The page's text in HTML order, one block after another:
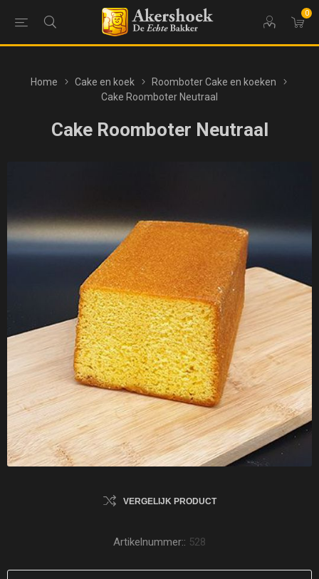
0
Home Cake en koek
Roomboter Cake en koeken
Cake Roomboter Neutraal
Cake Roomboter Neutraal
VERGELIJK PRODUCT
Artikelnummer:: 528